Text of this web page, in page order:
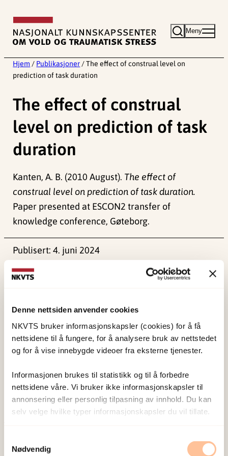
Denne nettsiden anvender cookies
NKVTS bruker informasjonskapsler (cookies) for å få
nettsidene til å fungere, for å analysere bruk av nettstedet
og for å vise innebygde videoer fra eksterne tjenester.
Informasjonen brukes til statistikk og til å forbedre
nettsidene våre. Vi bruker ikke informasjonskapsler til
annonsering eller personlig tilpasning av innhold. Du kan
selv velge hvilke typer informasjonskapsler du vil tillate.
Nødvendig
innhold
Meny
Hjem / Publikasjoner / The effect of construal level on
prediction of task duration
The effect of construal
level on prediction of task
duration
Kanten, A. B. (2010 August). The effect of
construal level on prediction of task duration.
Paper presented at ESCON2 transfer of
knowledge conference, Gøteborg.
Publisert:4. juni 2024
Sist redigert:
NKVTS utvikler og sprer kunnskap og kompetanse
om vold og traumatisk stress. Formålet er å bidra
til å forebygge og redusere de helsemessige og
sosiale konsekvensene som vold og traumatisk
stress kan medføre.
Ansatte